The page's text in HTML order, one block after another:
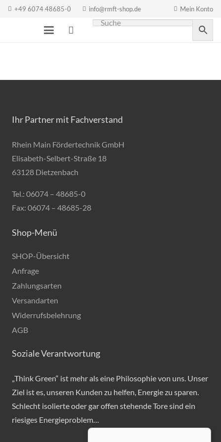
+49 6074 48685-0 info@rmft-shop.de Mein Konto
Ihr Partner mit Fachverstand
Rhein Main Fördertechnik GmbH
Elisabeth-Selbert-Straße 18
63128 Dietzenbach
Tel.: 06074 – 48685-0
Fax: 06074 – 48685-28
Shop-Menü
SHOP-Übersicht
Anfrage
Zahlungsarten
Versandarten
Widerrufsbelehrung
AGB
Soziale Verantwortung
„Think Green“ ist mehr als eine Philosophie von uns. Unser
Ziel ist es, unseren Kunden zu helfen, Energie zu sparen.
Schlecht isolierte oder gar offen stehende Tore sind ein
riesiges Energieproblem…